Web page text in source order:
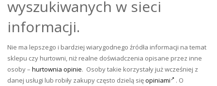
wyszukiwanych w sieci
informacji.
Nie ma lepszego i bardziej wiarygodnego źródła informacji na temat
sklepu czy hurtowni, niż realne doświadczenia opisane przez inne
osoby – hurtownia opinie. Osoby takie korzystały już wcześniej z
danej usługi lub robiły zakupy często dzielą sięopiniami
. O